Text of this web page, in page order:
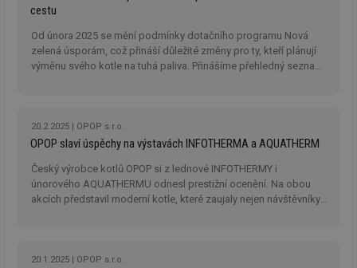
cestu
Od února 2025 se mění podmínky dotačního programu Nová
zelená úsporám, což přináší důležité změny pro ty, kteří plánují
výměnu svého kotle na tuhá paliva. Přinášíme přehledný seznam
20.2.2025 OPOP s.r.o.
OPOP slaví úspěchy na výstavách INFOTHERMA a AQUATHERM
Český výrobce kotlů OPOP si z lednové INFOTHERMY i
únorového AQUATHERMU odnesl prestižní ocenění. Na obou
akcích představil moderní kotle, které zaujaly nejen návštěvníky,
20.1.2025 OPOP s.r.o.